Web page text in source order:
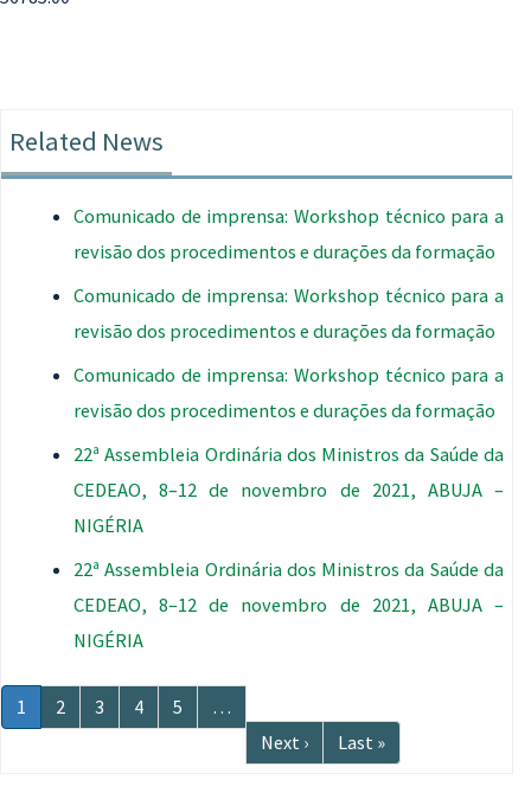
Related News
Comunicado de imprensa: Workshop técnico para a
revisão dos procedimentos e durações da formação
Comunicado de imprensa: Workshop técnico para a
revisão dos procedimentos e durações da formação
Comunicado de imprensa: Workshop técnico para a
revisão dos procedimentos e durações da formação
22ª Assembleia Ordinária dos Ministros da Saúde da
CEDEAO, 8–12 de novembro de 2021, ABUJA –
NIGÉRIA
22ª Assembleia Ordinária dos Ministros da Saúde da
CEDEAO, 8–12 de novembro de 2021, ABUJA –
NIGÉRIA
Paginação
Página
atual
1 Página
2 Página
3 Página
4 Página
5
…
Próxima
página
Next ›
Última
página
Last »